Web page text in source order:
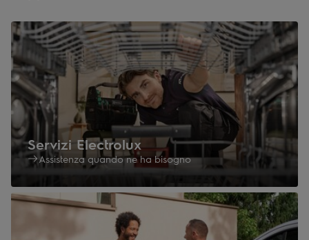
Servizi Electrolux
Assistenza quando ne ha bisogno